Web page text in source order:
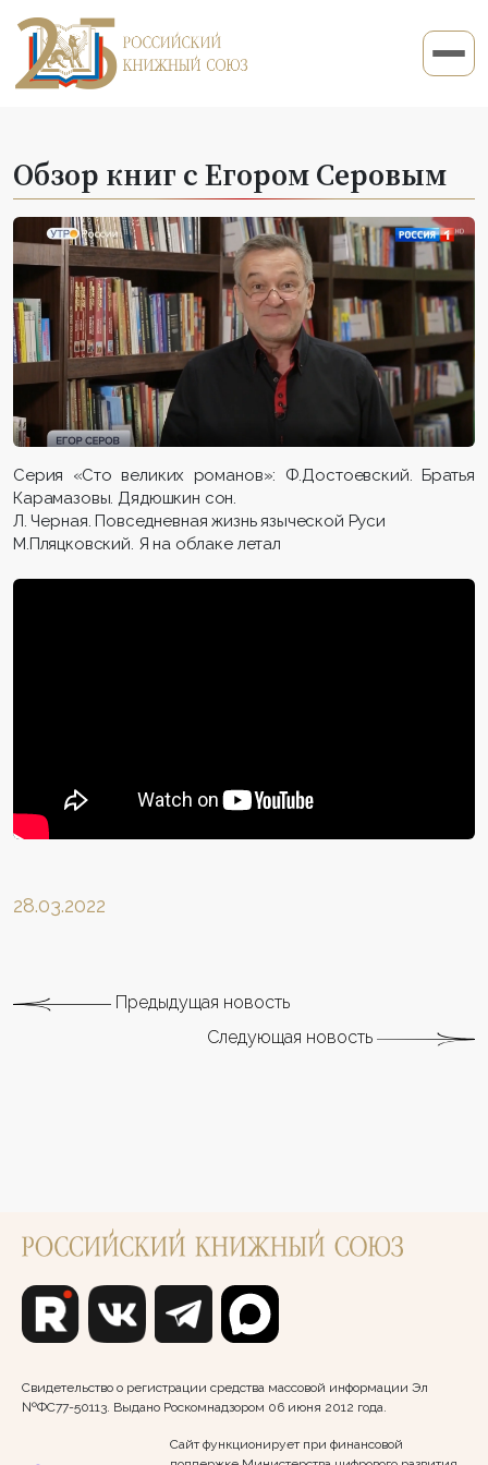
Обзор книг с Егором Серовым
Серия «Сто великих романов»: Ф.Достоевский. Братья
Карамазовы. Дядюшкин сон.
Л. Черная. Повседневная жизнь языческой Руси
М.Пляцковский. Я на облаке летал
28.03.2022
Предыдущая новость
Следующая новость
Свидетельство о регистрации средства массовой информации Эл
№ФС77-50113. Выдано Роскомнадзором 06 июня 2012 года.
Сайт функционирует при финансовой